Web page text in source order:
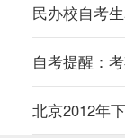
民办校自考
自考提醒：
北京2012年